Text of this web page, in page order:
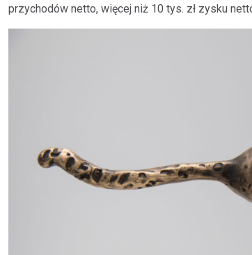
przychodów netto, więcej niż 10 tys. zł zysku